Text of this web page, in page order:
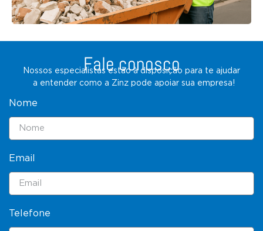
Fale conosco
Nossos especialistas estão à disposição para te ajudar
a entender como a Zinz pode apoiar sua empresa!
Nome
Email
Telefone